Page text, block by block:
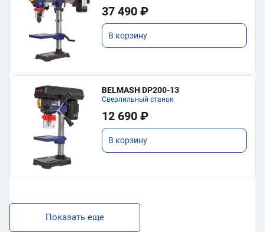
37 490 ₽
В корзину
BELMASH DP200-13
Сверлильный станок
12 690 ₽
В корзину
Показать еще